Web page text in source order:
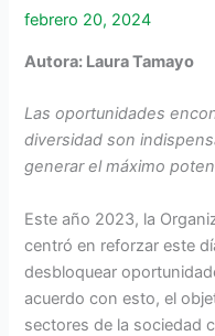
febrero 20, 2024
Autora: Laura Tamayo
Las oportunidades
diversidad son
generar el máximo
Este año 2023, la
centró en reforzar este
desbloquear
acuerdo con esto, el
sectores de la sociedad